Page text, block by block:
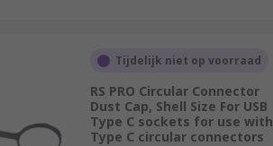
Tijdelijk niet op voorraad
RS PRO Circular Connector
Dust Cap, Shell Size For USB
Type C sockets for use with
Type C circular connectors